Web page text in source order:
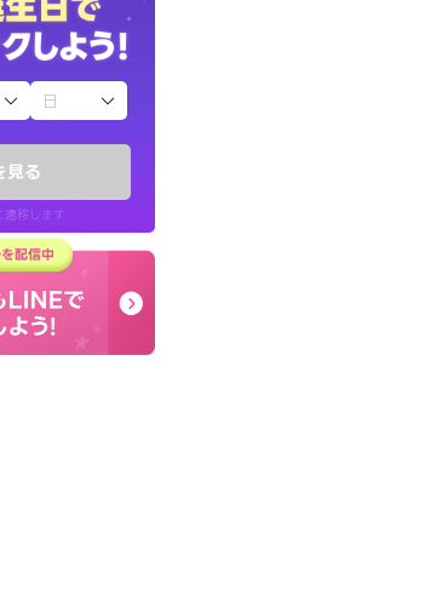
見る
移します
座占い
き感
わ
女性